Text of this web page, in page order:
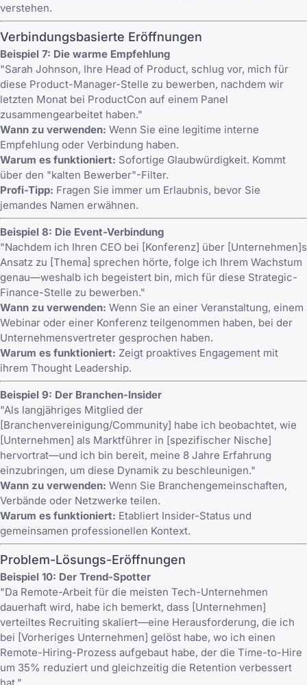
verstehen.
Verbindungsbasierte Eröffnungen
Beispiel 7: Die warme Empfehlung
"Sarah Johnson, Ihre Head of Product, schlug vor, mich für
diese Product-Manager-Stelle zu bewerben, nachdem wir
letzten Monat bei ProductCon auf einem Panel
zusammengearbeitet haben."
Wann zu verwenden: Wenn Sie eine legitime interne
Empfehlung oder Verbindung haben.
Warum es funktioniert: Sofortige Glaubwürdigkeit. Kommt
über den "kalten Bewerber"-Filter.
Profi-Tipp: Fragen Sie immer um Erlaubnis, bevor Sie
jemandes Namen erwähnen.
Beispiel 8: Die Event-Verbindung
"Nachdem ich Ihren CEO bei [Konferenz] über [Unternehmen]s
Ansatz zu [Thema] sprechen hörte, folge ich Ihrem Wachstum
genau—weshalb ich begeistert bin, mich für diese Strategic-
Finance-Stelle zu bewerben."
Wann zu verwenden: Wenn Sie an einer Veranstaltung, einem
Webinar oder einer Konferenz teilgenommen haben, bei der
Unternehmensvertreter gesprochen haben.
Warum es funktioniert: Zeigt proaktives Engagement mit
ihrem Thought Leadership.
Beispiel 9: Der Branchen-Insider
"Als langjähriges Mitglied der
[Branchenvereinigung/Community] habe ich beobachtet, wie
[Unternehmen] als Marktführer in [spezifischer Nische]
hervortrat—und ich bin bereit, meine 8 Jahre Erfahrung
einzubringen, um diese Dynamik zu beschleunigen."
Wann zu verwenden: Wenn Sie Branchengemeinschaften,
Verbände oder Netzwerke teilen.
Warum es funktioniert: Etabliert Insider-Status und
gemeinsamen professionellen Kontext.
Problem-Lösungs-Eröffnungen
Beispiel 10: Der Trend-Spotter
"Da Remote-Arbeit für die meisten Tech-Unternehmen
dauerhaft wird, habe ich bemerkt, dass [Unternehmen]
verteiltes Recruiting skaliert—eine Herausforderung, die ich
bei [Vorheriges Unternehmen] gelöst habe, wo ich einen
Remote-Hiring-Prozess aufgebaut habe, der die Time-to-Hire
um 35% reduziert und gleichzeitig die Retention verbessert
hat."